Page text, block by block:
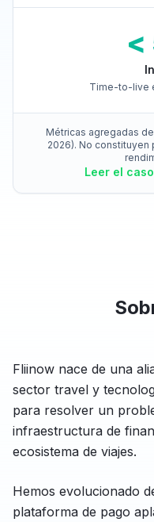
<
Time-to-live
Métricas agregadas
2026). No constituyen
Leer el
Fliinow nace de una
sector travel y
para resolver un
infraestructura de
ecosistema de viajes.
Hemos evolucionado
plataforma de pago